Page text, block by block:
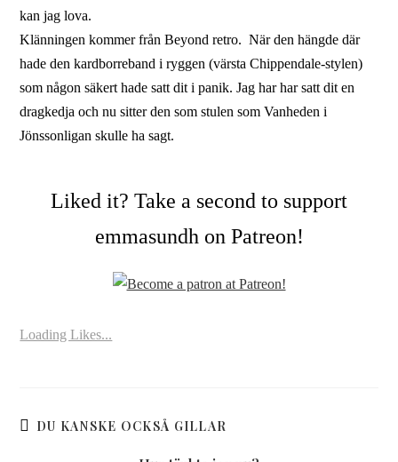
kan jag lova.
Klänningen kommer från Beyond retro. När den hängde där
hade den kardborreband i ryggen (värsta Chippendale-stylen)
som någon säkert hade satt dit i panik. Jag har har satt dit en
dragkedja och nu sitter den som stulen som Vanheden i
Jönssonligan skulle ha sagt.
Liked it? Take a second to support
emmasundh on Patreon!
Loading Likes...
DU KANSKE OCKSÅ GILLAR